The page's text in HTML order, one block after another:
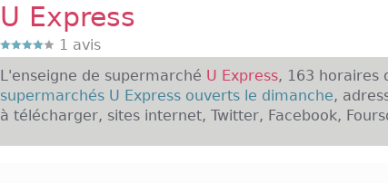
U Express
1 avis
L'enseigne de supermarché U Express, 163 horaires
supermarchés U Express ouverts le dimanche,
à télécharger, sites internet, Twitter, Facebook,